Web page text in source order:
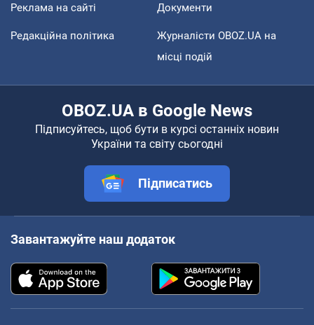
Реклама на сайті Документи
Редакційна політика
Журналісти OBOZ.UA на
місці подій
OBOZ.UA в Google News
Підписуйтесь, щоб бути в курсі останніх новин
України та світу сьогодні
Підписатись
Завантажуйте наш додаток